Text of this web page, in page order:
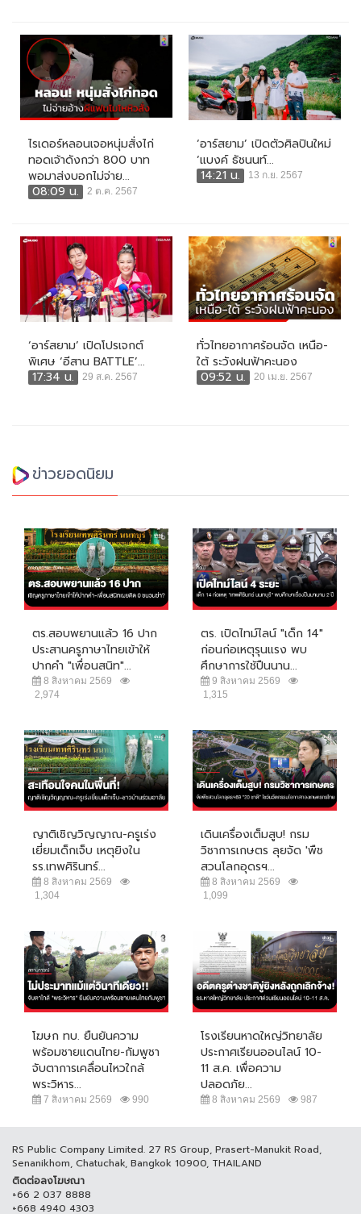
ไรเดอร์หลอนเจอหนุ่มสั่งไก่
ทอดเจ้าดังกว่า 800 บาท
พอมาส่งบอกไม่จ่าย...
08:09 น.
2 ต.ค. 2567
‘อาร์สยาม’ เปิดตัวศิลปินใหม่
‘แบงค์ ธัชนนท์...
14:21 น.
13 ก.ย. 2567
‘อาร์สยาม’ เปิดโปรเจกต์
พิเศษ ‘อีสาน BATTLE’...
17:34 น.
29 ส.ค. 2567
ทั่วไทยอากาศร้อนจัด เหนือ-
ใต้ ระวังฝนฟ้าคะนอง
09:52 น.
20 เม.ย. 2567
ข่าวยอดนิยม
ตร.สอบพยานแล้ว 16 ปาก
ประสานครูภาษาไทยเข้าให้
ปากคำ "เพื่อนสนิท"...
8 สิงหาคม 2569
2,974
ตร. เปิดไทม์ไลน์ "เด็ก 14"
ก่อนก่อเหตุรุนแรง พบ
ศึกษาการใช้ปืนนาน...
9 สิงหาคม 2569
1,315
ญาติเชิญวิญญาณ-ครูเร่ง
เยี่ยมเด็กเจ็บ เหตุยิงใน
รร.เทพศิรินทร์...
8 สิงหาคม 2569
1,304
เดินเครื่องเต็มสูบ! กรม
วิชาการเกษตร ลุยจัด 'พืช
สวนโลกอุดรฯ...
8 สิงหาคม 2569
1,099
โฆษก ทบ. ยืนยันความ
พร้อมชายแดนไทย-กัมพูชา
จับตาการเคลื่อนไหวใกล้
พระวิหาร...
7 สิงหาคม 2569 990
โรงเรียนหาดใหญ่วิทยาลัย
ประกาศเรียนออนไลน์ 10-
11 ส.ค. เพื่อความ
ปลอดภัย...
8 สิงหาคม 2569 987
RS Public Company Limited. 27 RS Group, Prasert-Manukit Road,
Senanikhom, Chatuchak, Bangkok 10900, THAILAND
ติดต่อลงโฆษณา
+66 2 037 8888
+668 4940 4303